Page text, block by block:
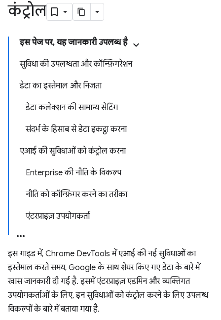
कंट्रोल
इस पेज पर, यह जानकारी उपलब्ध है
सुविधा की उपलब्धता और कॉन्फ़िगरेशन
डेटा का इस्तेमाल और निजता
डेटा कलेक्शन की सामान्य सेटिंग
संदर्भ के हिसाब से डेटा इकट्ठा करना
एआई की सुविधाओं को कंट्रोल करना
Enterprise की नीति के विकल्प
नीति को कॉन्फ़िगर करने का तरीका
एंटरप्राइज़ उपयोगकर्ता
इस गाइड में, Chrome DevTools में एआई की नई सुविधाओं का
इस्तेमाल करते समय, Google के साथ शेयर किए गए डेटा के बारे में
खास जानकारी दी गई है. इसमें एंटरप्राइज़ एडमिन और व्यक्तिगत
उपयोगकर्ताओं के लिए, इन सुविधाओं को कंट्रोल करने के लिए उपलब्ध
विकल्पों के बारे में बताया गया है.